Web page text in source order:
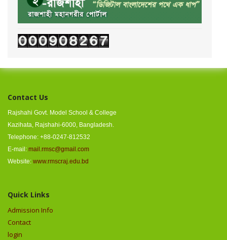
Contact Us
Rajshahi Govt. Model School & College
Kazihata, Rajshahi-6000, Bangladesh.
Telephone: +88-0247-812532
E-mail: mail.rmsc@gmail.com
Website: www.rmscraj.edu.bd
Quick Links
Admission Info
Contact
login